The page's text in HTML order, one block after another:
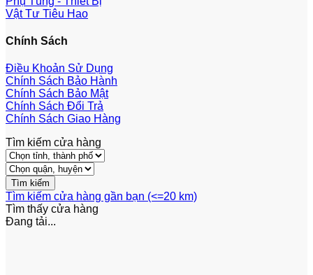
Vật Tư Tiêu Hao
Chính Sách
Điều Khoản Sử Dụng
Chính Sách Bảo Hành
Chính Sách Bảo Mật
Chính Sách Đổi Trả
Chính Sách Giao Hàng
Tìm kiếm cửa hàng
Tìm kiếm cửa hàng gần bạn (<=20 km)
Tìm thấy cửa hàng
Đang tải...